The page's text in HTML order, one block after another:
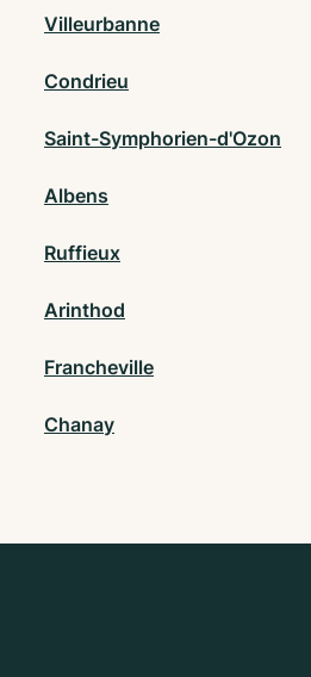
Villeurbanne
Condrieu
Saint-Symphorien-d'Ozon
Albens
Ruffieux
Arinthod
Francheville
Chanay